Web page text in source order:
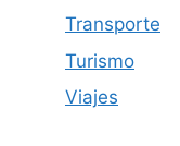
Transporte
Turismo
Viajes